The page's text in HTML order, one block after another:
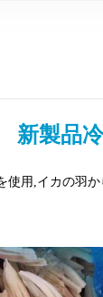
新製品
使用,イカの羽